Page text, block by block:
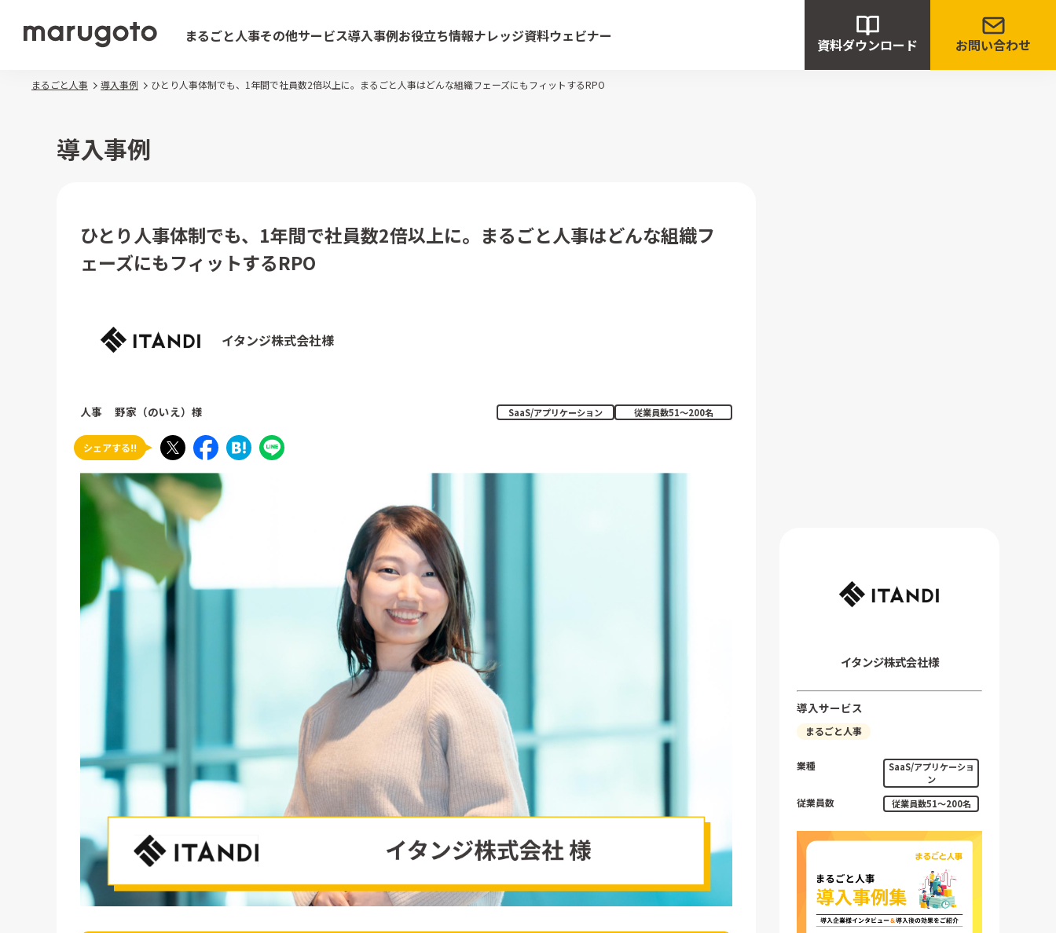
まるごと人事その他サービス導入事例お役立ち情報ナレッジ資料ウェビナー
資料ダウンロード お問い合わせ
まるごと人事 導入事例 ひとり人事体制でも、1年間で社員数2倍以上に。まるごと人事はどんな組織フェーズにもフィットするRPO
導入事例
ひとり人事体制でも、1年間で社員数2倍以上に。まるごと人事はどんな組織フ
ェーズにもフィットするRPO
イタンジ株式会社様
人事 野家（のいえ）様 SaaS/アプリケーション 従業員数51〜200名
シェアする!!
イタンジ株式会社様
導入サービス
まるごと人事
業種
SaaS/アプリケーショ
ン
従業員数 従業員数51〜200名